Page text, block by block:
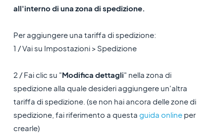
all'interno di una zona di spedizione.
Per aggiungere una tariffa di spedizione:
1 / Vai su Impostazioni > Spedizione
2 / Fai clic su "Modifica dettagli" nella zona di
spedizione alla quale desideri aggiungere un'altra
tariffa di spedizione. (se non hai ancora delle zone di
spedizione, fai riferimento a questa guida onlineper
crearle)